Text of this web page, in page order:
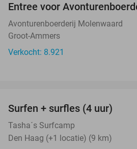
Entree voor
Avonturenboerderij Molenwaard
Groot-Ammers
Verkocht: 8.921
Surfen + surfles (4 uur)
Tasha´s Surfcamp
Den Haag (+1 locatie) (9 km)